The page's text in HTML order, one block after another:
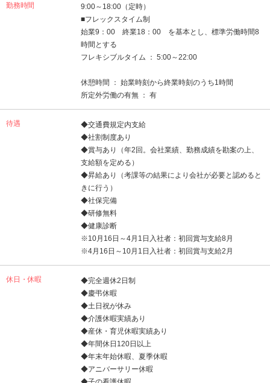
勤務時間
9:00～18:00（定時）
■フレックスタイム制
始業9：00 終業18：00 を基本とし、標準労働時間8
時間とする
フレキシブルタイム ： 5:00～22:00
休憩時間 ： 始業時刻から終業時刻のうち1時間
所定外労働の有無 ： 有
待遇
◆交通費規定内支給
◆社割制度あり
◆賞与あり（年2回。会社業績、勤務成績を勘案の上、
支給額を定める）
◆昇給あり（考課等の結果により会社が必要と認めると
きに行う）
◆社保完備
◆研修無料
◆健康診断
※10月16日～4月1日入社者：初回賞与支給8月
※4月16日～10月1日入社者：初回賞与支給2月
休日・休暇
◆完全週休2日制
◆慶弔休暇
◆土日祝が休み
◆介護休暇実績あり
◆産休・育児休暇実績あり
◆年間休日120日以上
◆年末年始休暇、夏季休暇
◆アニバーサリー休暇